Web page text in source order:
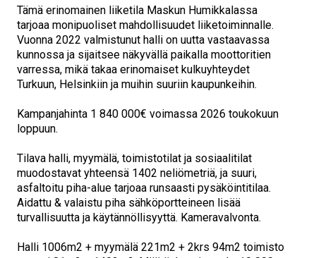
Tämä erinomainen liiketila Maskun Humikkalassa
tarjoaa monipuoliset mahdollisuudet liiketoiminnalle.
Vuonna 2022 valmistunut halli on uutta vastaavassa
kunnossa ja sijaitsee näkyvällä paikalla moottoritien
varressa, mikä takaa erinomaiset kulkuyhteydet
Turkuun, Helsinkiin ja muihin suuriin kaupunkeihin.
Kampanjahinta 1 840 000€ voimassa 2026 toukokuun
loppuun.
Tilava halli, myymälä, toimistotilat ja sosiaalitilat
muodostavat yhteensä 1402 neliömetriä, ja suuri,
asfaltoitu piha-alue tarjoaa runsaasti pysäköintitilaa.
Aidattu & valaistu piha sähköportteineen lisää
turvallisuutta ja käytännöllisyyttä. Kameravalvonta.
Halli 1006m2 + myymälä 221m2 + 2krs 94m2 toimisto